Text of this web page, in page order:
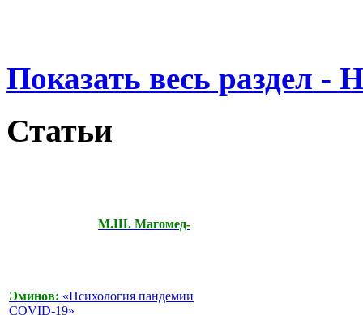
Показать весь раздел -
Статьи
М.Ш. Магомед-
Эминов: «Психология пандемии
COVID-19»